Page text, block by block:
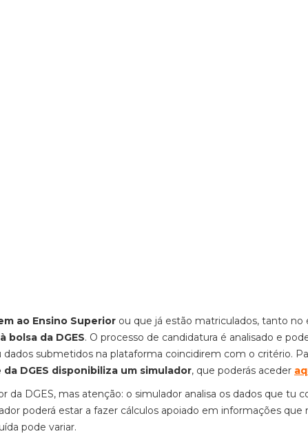
ao Ensino Superior ou que já estão matriculados, tanto no
bolsa da DGES. O processo de candidatura é analisado e
submetidos na plataforma coincidirem com o critério.
da DGES disponibiliza um simulador, que poderás aceder
da DGES, mas atenção: o simulador analisa os dados que tu
poderá estar a fazer cálculos apoiado em informações que
pode variar.